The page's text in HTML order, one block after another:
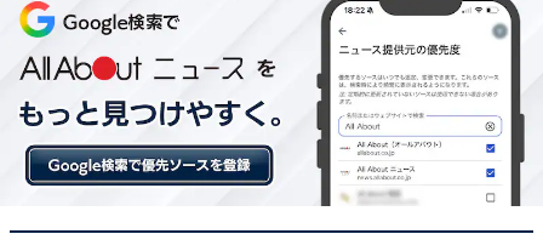
こちらもおすすめ
大根がおいしい都道府県ランキング！ 2位「千
葉県」、1位は？【2023年調査】